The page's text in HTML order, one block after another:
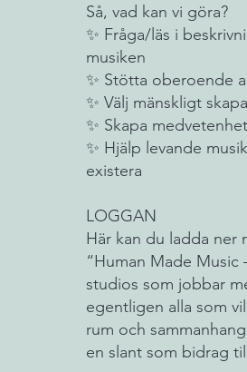
Så, vad kan vi göra?
✨ Fråga/läs i
musiken
✨ Stötta oberoende
✨ Välj mänskligt
✨ Skapa
✨ Hjälp levande
existera
LOGGAN
Här kan du ladda ner
“Human Made Music
studios som jobbar
egentligen alla som
rum och
en slant som bidrag